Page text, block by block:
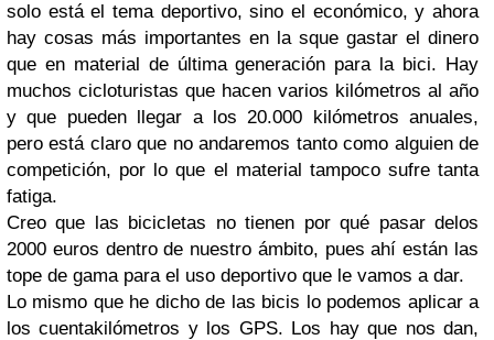
solo está el tema deportivo, sino el económico, y ahora
hay cosas más importantes en la sque gastar el dinero
que en material de última generación para la bici. Hay
muchos cicloturistas que hacen varios kilómetros al año
y que pueden llegar a los 20.000 kilómetros anuales,
pero está claro que no andaremos tanto como alguien de
competición, por lo que el material tampoco sufre tanta
fatiga.
Creo que las bicicletas no tienen por qué pasar delos
2000 euros dentro de nuestro ámbito, pues ahí están las
tope de gama para el uso deportivo que le vamos a dar.
Lo mismo que he dicho de las bicis lo podemos aplicar a
los cuentakilómetros y los GPS. Los hay que nos dan,